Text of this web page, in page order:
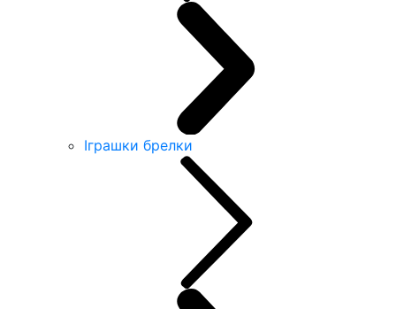
Іграшки брелки